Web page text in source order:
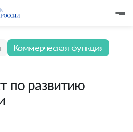
Коммерческая функция
по развитию